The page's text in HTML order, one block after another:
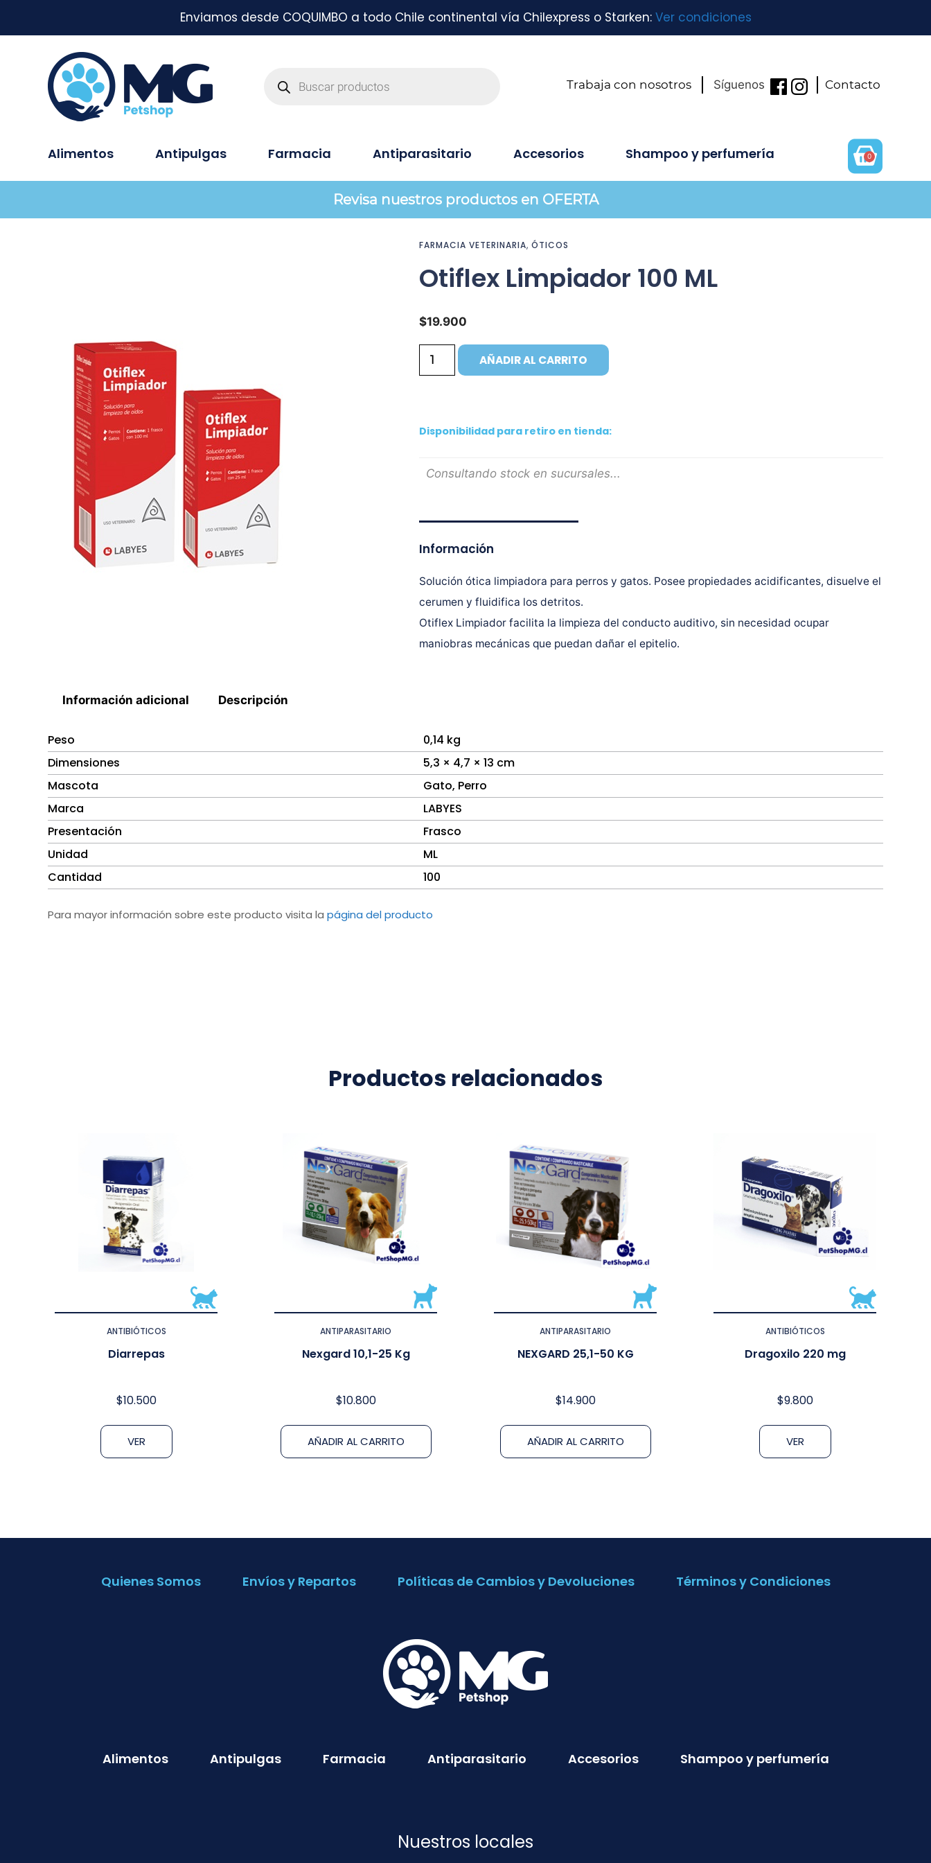
Enviamos desde COQUIMBO a todo Chile continental vía Chilexpress o Starken: Ver condiciones
Trabaja con nosotros Síguenos Contacto
Alimentos Antipulgas Farmacia Antiparasitario Accesorios Shampoo y perfumería 0
Revisa nuestros productos en OFERTA
FARMACIA VETERINARIA, ÓTICOS
Otiflex Limpiador 100 ML
$19.900
AÑADIR AL CARRITO
Disponibilidad para retiro en tienda:
Consultando stock en sucursales...
Información
Solución ótica limpiadora para perros y gatos. Posee propiedades acidificantes, disuelve el
cerumen y fluidifica los detritos.
Otiflex Limpiador facilita la limpieza del conducto auditivo, sin necesidad ocupar
maniobras mecánicas que puedan dañar el epitelio.
Información adicional Descripción
Peso
0,14 kg
Dimensiones
5,3 × 4,7 × 13 cm
Mascota
Gato, Perro
Marca
LABYES
Presentación
Frasco
Unidad
ML
Cantidad
100
Para mayor información sobre este producto visita la página del producto
Productos relacionados
ANTIBIÓTICOS
Diarrepas
$10.500
VER
ANTIPARASITARIO
Nexgard 10,1-25 Kg
$10.800
AÑADIR AL CARRITO
ANTIPARASITARIO
NEXGARD 25,1-50 KG
$14.900
AÑADIR AL CARRITO
ANTIBIÓTICOS
Dragoxilo 220 mg
$9.800
VER
Quienes Somos Envíos y Repartos Políticas de Cambios y Devoluciones Términos y Condiciones
Alimentos Antipulgas Farmacia Antiparasitario Accesorios Shampoo y perfumería
Nuestros locales